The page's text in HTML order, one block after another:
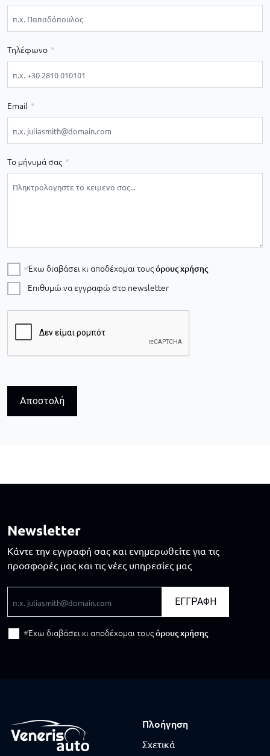
Τηλέφωνο
Email
Το μήνυμά σας
Έχω διαβάσει κι αποδέχομαι τουςόρους χρήσης
Επιθυμώ να εγγραφώ στο newsletter
Αποστολή
Newsletter
Κάντε την εγγραφή σας και ενημερωθείτε για τις
προσφορές μας και τις νέες υπηρεσίες μας
ΕΓΓΡΑΦΗ
Έχω διαβάσει κι αποδέχομαι τουςόρους χρήσης
Πλοήγηση
Σχετικά